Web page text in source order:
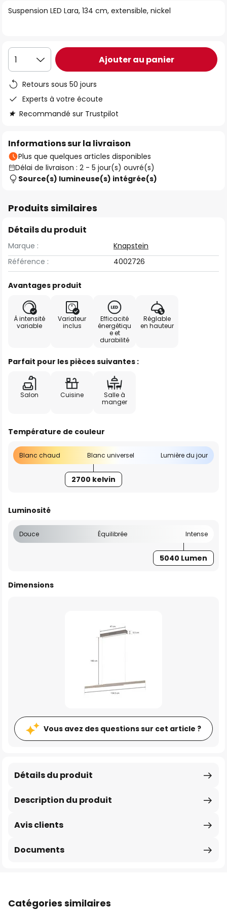
of
gallery
Suspension LED Lara, 134 cm, extensible, nickel
1 Ajouter au panier
Retours sous 50 jours
Experts à votre écoute
Recommandé sur Trustpilot
Informations sur la livraison
Plus que quelques articles disponibles
Délai de livraison : 2 - 5 jour(s) ouvré(s)
Source(s) lumineuse(s) intégrée(s)
Produits similaires
Détails du produit
Marque :
Knapstein
Référence :
4002726
Avantages produit
À intensité
variable
Variateur
inclus
Efficacité
énergétiqu
e et
durabilité
Réglable
en hauteur
Parfait pour les pièces suivantes :
Salon Cuisine
Salle à
manger
Température de couleur
Blanc chaud Blanc universel Lumière du jour
2700 kelvin
Luminosité
Douce Équilibrée Intense
5040 Lumen
Dimensions
Vous avez des questions sur cet article ?
Description du produit
Détails du produit
Avis clients
Documents
Catégories similaires